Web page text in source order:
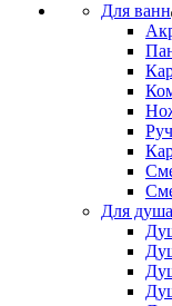
Для ванн
Для душа